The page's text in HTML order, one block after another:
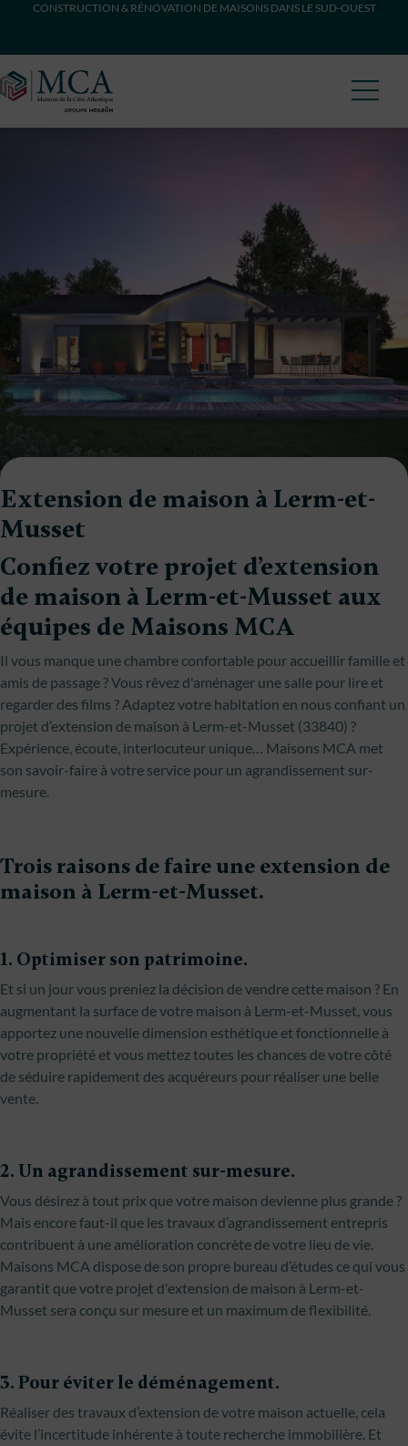
CONSTRUCTION & RÉNOVATION DE MAISONS DANS LE SUD-OUEST
Extension de maison à Lerm-et-
Musset
Confiez votre projet d’extension
de maison à Lerm-et-Musset aux
équipes de Maisons MCA
Il vous manque une chambre confortable pour accueillir famille et
amis de passage ? Vous rêvez d'aménager une salle pour lire et
regarder des films ? Adaptez votre habitation en nous confiant un
projet d’extension de maison à Lerm-et-Musset (33840) ?
Expérience, écoute, interlocuteur unique… Maisons MCA met
son savoir-faire à votre service pour un agrandissement sur-
mesure.
Trois raisons de faire une extension de
maison à Lerm-et-Musset.
1. Optimiser son patrimoine.
Et si un jour vous preniez la décision de vendre cette maison ? En
augmentant la surface de votre maison à Lerm-et-Musset, vous
apportez une nouvelle dimension esthétique et fonctionnelle à
votre propriété et vous mettez toutes les chances de votre côté
de séduire rapidement des acquéreurs pour réaliser une belle
vente.
2. Un agrandissement sur-mesure.
Vous désirez à tout prix que votre maison devienne plus grande ?
Mais encore faut-il que les travaux d’agrandissement entrepris
contribuent à une amélioration concrète de votre lieu de vie.
Maisons MCA dispose de son propre bureau d’études ce qui vous
garantit que votre projet d'extension de maison à Lerm-et-
Musset sera conçu sur mesure et un maximum de flexibilité.
3. Pour éviter le déménagement.
Réaliser des travaux d’extension de votre maison actuelle, cela
évite l’incertitude inhérente à toute recherche immobilière. Et